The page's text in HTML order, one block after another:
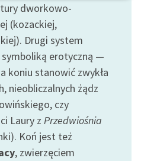
dworkowo-
(kozackiej,
Drugi system
symboliką erotyczną —
koniu stanowić zwykła
nieobliczalnych żądz
czy
Laury z Przedwiośnia
Koń jest też
, zwierzęciem